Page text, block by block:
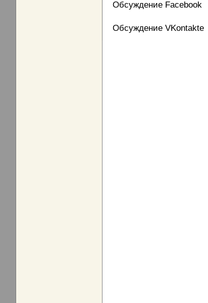
Обсуждение Facebook
Обсуждение VKontakte